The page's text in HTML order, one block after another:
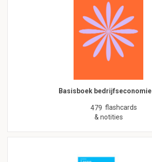
Basisboek bedrijfseconomie
479 flashcards
& notities